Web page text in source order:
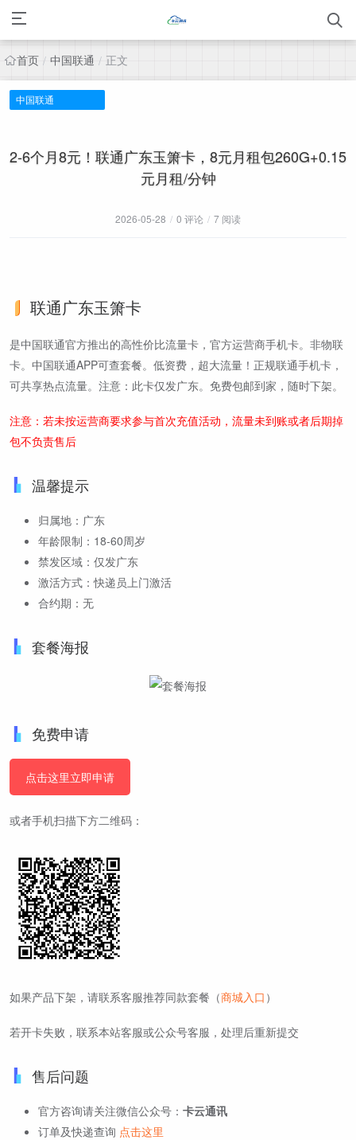
首页 / 中国联通 / 正文
中国联通
2-6个月8元！联通广东玉箫卡，8元月租包260G+0.15
元月租/分钟
2026-05-28 / 0 评论 / 7 阅读
联通广东玉箫卡
是中国联通官方推出的高性价比流量卡，官方运营商手机卡。非物联
卡。中国联通APP可查套餐。低资费，超大流量！正规联通手机卡，
可共享热点流量。注意：此卡仅发广东。免费包邮到家，随时下架。
注意：若未按运营商要求参与首次充值活动，流量未到账或者后期掉
包不负责售后
温馨提示
归属地：广东
年龄限制：18-60周岁
禁发区域：仅发广东
激活方式：快递员上门激活
合约期：无
套餐海报
免费申请
点击这里立即申请
或者手机扫描下方二维码：
如果产品下架，请联系客服推荐同款套餐（商城入口 ）
若开卡失败，联系本站客服或公众号客服，处理后重新提交
售后问题
官方咨询请关注微信公众号： 卡云通讯
订单及快递查询 点击这里